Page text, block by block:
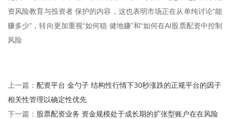
资风险教育与投资者 保护的内容，这也表明市场正在从单纯讨论“能
赚多少”，转向更加重视“如何稳 健地赚”和“如何在AI股票配资中控制
风险
上一篇： 配资平台 金勺子 结构性行情下30秒涨跌的正规平台的因子
相关性管理以确定性优先
下一篇： 股票配资业务 资金规模处于成长期的扩张型账户在在风险